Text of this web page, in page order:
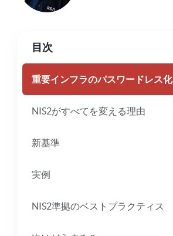
目次
重要インフラのパスワードレス化
NIS2がすべてを変える理由
新基準
実例
NIS2準拠のベストプラクティス